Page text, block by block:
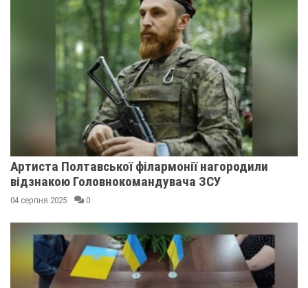
Артиста Полтавської філармонії нагородили
відзнакою Головнокомандувача ЗСУ
04 серпня 2025 0